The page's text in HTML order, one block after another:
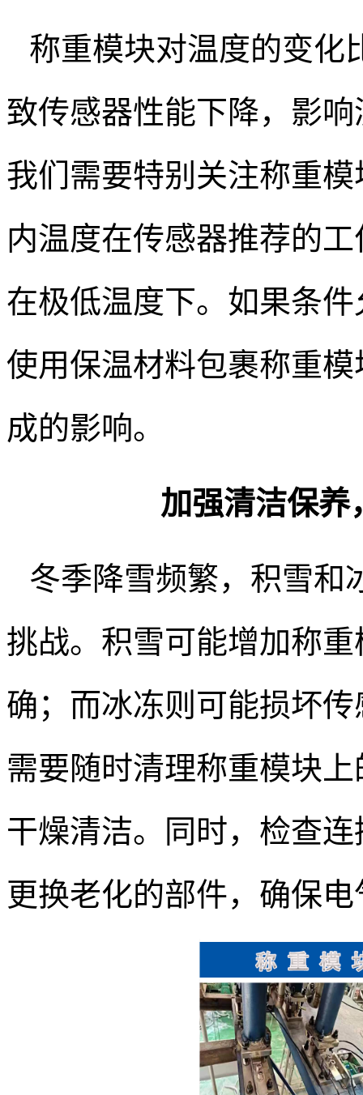
称重模块对温度的变化
致传感器性能下降，影
我们需要特别关注称重
内温度在传感器推荐的
在极低温度下。如果条
使用保温材料包裹称重
成的影响。
加强清洁保养
冬季降雪频繁，积雪和
挑战。积雪可能增加称
确；而冰冻则可能损坏
需要随时清理称重模块
干燥清洁。同时，检查
更换老化的部件，确保